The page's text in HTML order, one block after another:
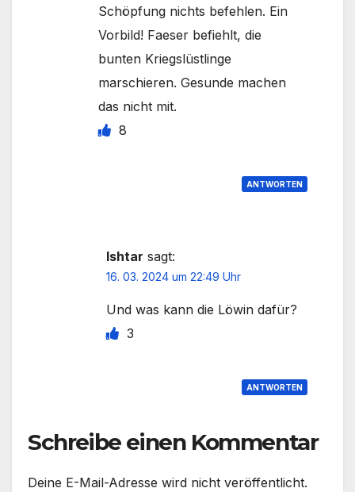
Schöpfung nichts befehlen. Ein
Vorbild! Faeser befiehlt, die
bunten Kriegslüstlinge
marschieren. Gesunde machen
das nicht mit.
8
ANTWORTEN
Ishtar sagt:
16. 03. 2024 um 22:49 Uhr
Und was kann die Löwin dafür?
3
ANTWORTEN
Schreibe einen Kommentar
Deine E-Mail-Adresse wird nicht veröffentlicht.